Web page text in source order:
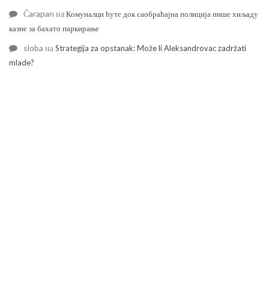
Čarapan наКомуналци ћуте док саобраћајна полиција пише хиљаду
казне за бахато паркирање
sloba наStrategija za opstanak: Može li Aleksandrovac zadržati
mlade?